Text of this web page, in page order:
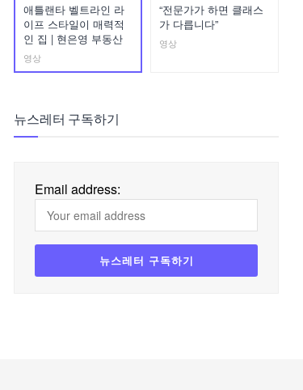
애틀랜타 벨트라인 라
이프 스타일이 매력적
인 집 | 현은영 부동산
영상
“전문가가 하면 클래스
가 다릅니다”
영상
뉴스레터 구독하기
Email address: